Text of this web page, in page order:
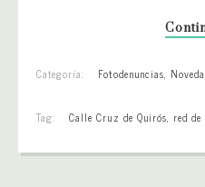
Categoría: Fotodenuncias,
Tag: Calle Cruz de Quirós, red